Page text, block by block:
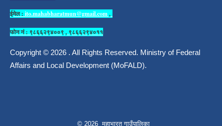
ईमेल : ito.mahabharatmun@gmail.com,
फोन नं : ९८६६२९४००९ , ९८६६२९४०११
Copyright © 2026 . All Rights Reserved. Ministry of Federal
Affairs and Local Development (MoFALD).
© 2026 महाभारत गाउँपालिका